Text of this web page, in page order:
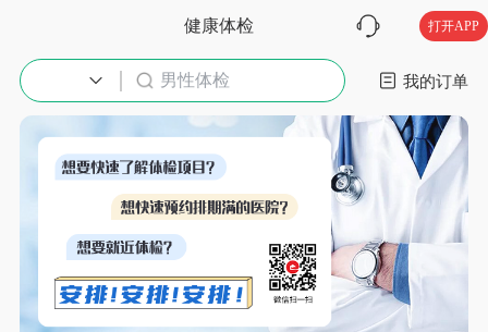
健康体检 打开APP
男性体检 入职体检 我的订单